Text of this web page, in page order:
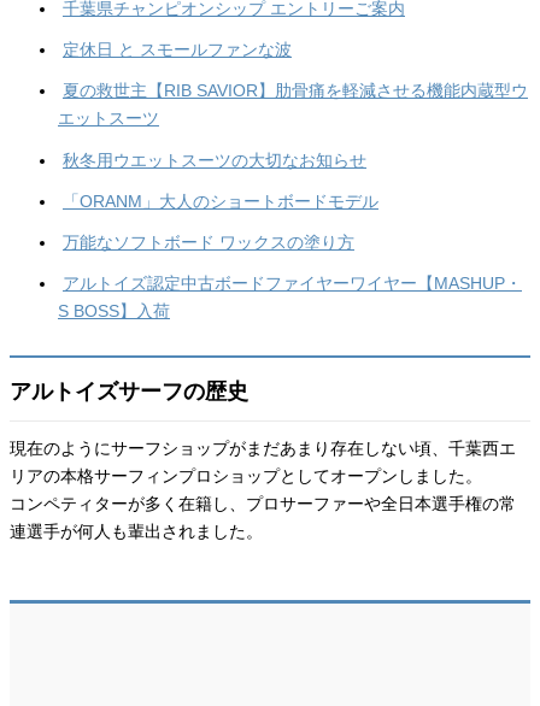
千葉県チャンピオンシップ エントリーご案内
定休日 と スモールファンな波
夏の救世主【RIB SAVIOR】肋骨痛を軽減させる機能内蔵型ウ
エットスーツ
秋冬用ウエットスーツの大切なお知らせ
「ORANM」大人のショートボードモデル
万能なソフトボード ワックスの塗り方
アルトイズ認定中古ボードファイヤーワイヤー【MASHUP・
S BOSS】入荷
アルトイズサーフの歴史
現在のようにサーフショップがまだあまり存在しない頃、千葉西エ
リアの本格サーフィンプロショップとしてオープンしました。
コンペティターが多く在籍し、プロサーファーや全日本選手権の常
連選手が何人も輩出されました。